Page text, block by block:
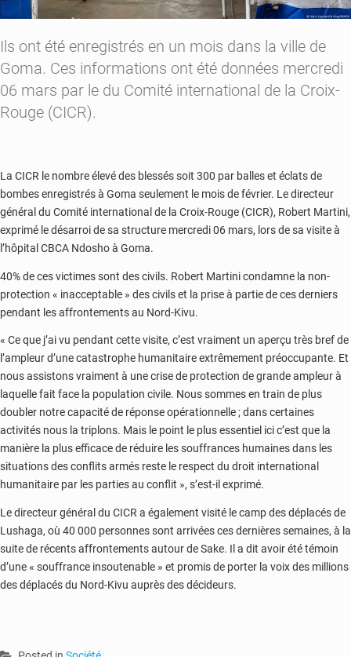
Ils ont été enregistrés en un mois dans la ville de
Goma. Ces informations ont été données mercredi
06 mars par le du Comité international de la Croix-
Rouge (CICR).
La CICR le nombre élevé des blessés soit 300 par balles et éclats de
bombes enregistrés à Goma seulement le mois de février. Le directeur
général du Comité international de la Croix-Rouge (CICR), Robert Martini,
exprimé le désarroi de sa structure mercredi 06 mars, lors de sa visite à
l’hôpital CBCA Ndosho à Goma.
40% de ces victimes sont des civils. Robert Martini condamne la non-
protection « inacceptable » des civils et la prise à partie de ces derniers
pendant les affrontements au Nord-Kivu.
« Ce que j’ai vu pendant cette visite, c’est vraiment un aperçu très bref de
l’ampleur d’une catastrophe humanitaire extrêmement préoccupante. Et
nous assistons vraiment à une crise de protection de grande ampleur à
laquelle fait face la population civile. Nous sommes en train de plus
doubler notre capacité de réponse opérationnelle ; dans certaines
activités nous la triplons. Mais le point le plus essentiel ici c’est que la
manière la plus efficace de réduire les souffrances humaines dans les
situations des conflits armés reste le respect du droit international
humanitaire par les parties au conflit », s’est-il exprimé.
Le directeur général du CICR a également visité le camp des déplacés de
Lushaga, où 40 000 personnes sont arrivées ces dernières semaines, à la
suite de récents affrontements autour de Sake. Il a dit avoir été témoin
d’une « souffrance insoutenable » et promis de porter la voix des millions
des déplacés du Nord-Kivu auprès des décideurs.